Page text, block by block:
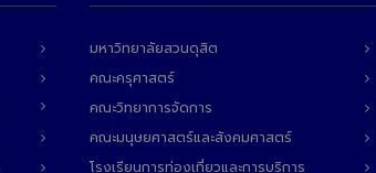
มหาวิทยาลัยสวนดุสิต
คณะครุศาสตร์
คณะวิทยาการจัดการ
คณะมนุษยศาสตร์และสังคมศาสตร์
โรงเรียนการท่องเที่ยวและการบริการ